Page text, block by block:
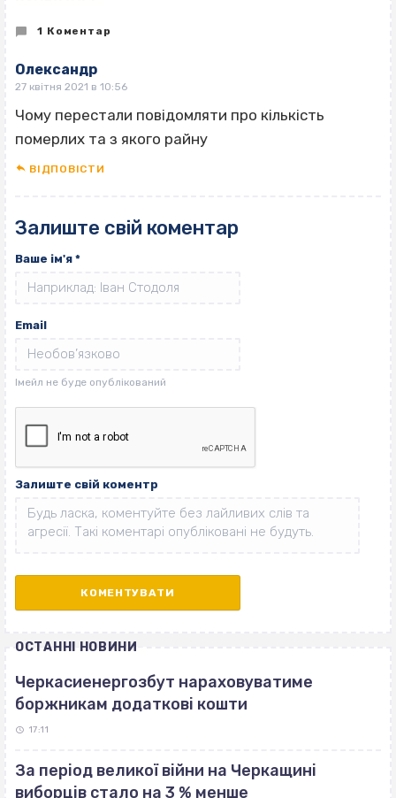
1 Коментар
Олександр
27 квітня 2021 в 10:56
Чому перестали повідомляти про кількість
померлих та з якого райну
ВІДПОВІCТИ
Залиште свій коментар
Ваше ім'я *
Email
Залиште свій коментр
ОСТАННІ НОВИНИ
Черкасиенергозбут нараховуватиме
боржникам додаткові кошти
17:11
За період великої війни на Черкащині
виборців стало на 3 % менше